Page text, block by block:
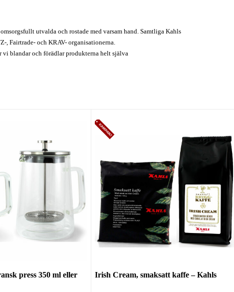
utvalda och rostade med varsam hand. Samtliga Kahls
, Fairtrade- och KRAV- organisationerna.
blandar och förädlar produkterna helt själva
press 350 ml eller
Irish Cream, smaksatt kaffe – Kahls